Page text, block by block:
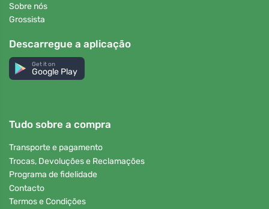
Sobre nós
Grossista
Descarregue a aplicação
Get it on
Google Play
Tudo sobre a compra
Transporte e pagamento
Trocas, Devoluções e Reclamações
Programa de fidelidade
Contacto
Termos e Condições